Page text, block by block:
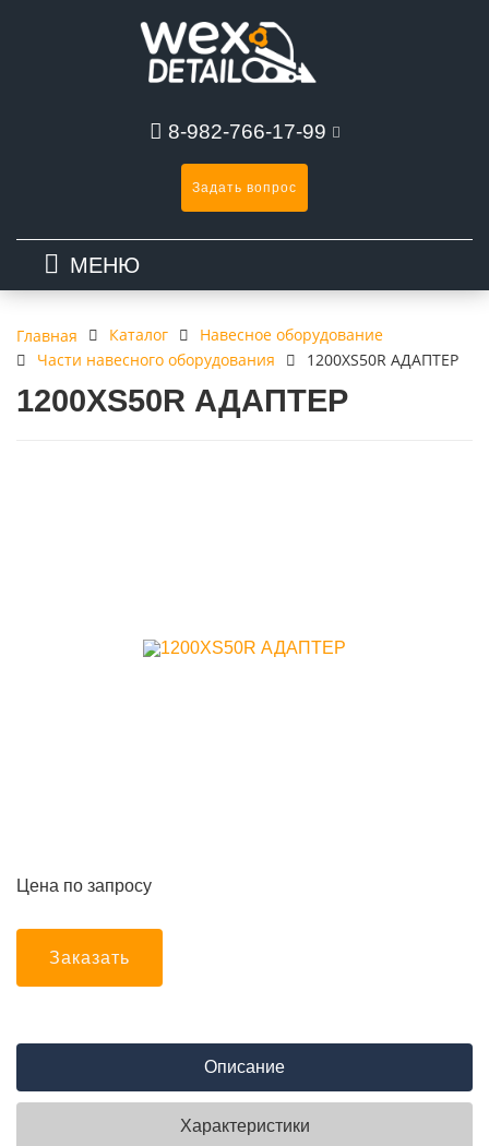
8-982-766-17-99
Задать вопрос
МЕНЮ
Главная Каталог
Навесное оборудование
Части навесного оборудования
1200XS50R АДАПТЕР
1200XS50R АДАПТЕР
Цена по запросу
Заказать
Описание
Характеристики